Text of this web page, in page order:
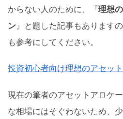
からない人のために、『理想
ン』と題した記事もあります
も参考にしてください。
投資初心者向け理想のアセッ
現在の筆者のアセットアロケ
な相場にはそぐわないため、